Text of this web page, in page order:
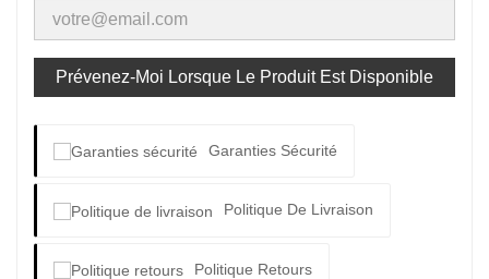
Prévenez-Moi Lorsque Le Produit Est Disponible
Garanties Sécurité
Politique De Livraison
Politique Retours